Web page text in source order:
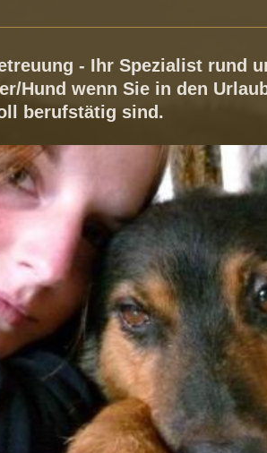
- Ihr Spezialist rund
Hund wenn Sie in den
berufstätig sind.